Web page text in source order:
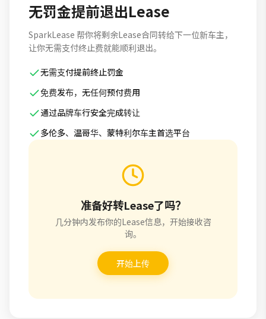
无罚金提前退出Lease
SparkLease 帮你将剩余Lease合同转给下一位新车主，
让你无需支付终止费就能顺利退出。
无需支付提前终止罚金
免费发布，无任何预付费用
通过品牌车行安全完成转让
多伦多、温哥华、蒙特利尔车主首选平台
准备好转Lease了吗？
几分钟内发布你的Lease信息，开始接收咨
询。
开始上传